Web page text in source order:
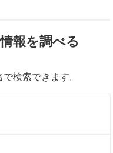
報を調べる
検索できます。